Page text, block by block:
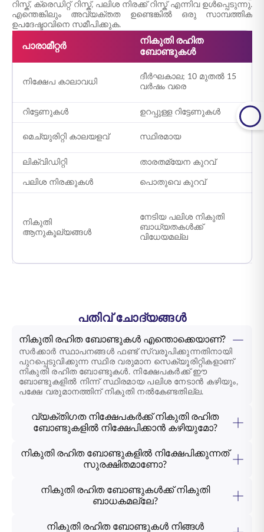
റിസ്ക്, ക്രെഡിറ്റ് റിസ്ക്, പലിശ നിരക്ക് റിസ്ക് എന്നിവ ഉൾപ്പെടുന്നു.
എന്തെങ്കിലും അവ്യക്തത ഉണ്ടെങ്കിൽ ഒരു സാമ്പത്തിക
ഉപദേഷ്ടാവിനെ സമീപിക്കുക.
പാരാമീറ്റർ
നികുതി രഹിത
ബോണ്ടുകൾ
നിക്ഷേപ കാലാവധി
ദീർഘകാല; 10 മുതൽ 15
വർഷം വരെ
റിട്ടേണുകൾ ഉറപ്പുള്ള റിട്ടേണുകൾ
മെച്യുരിറ്റി കാലയളവ് സ്ഥിരമായ
ലിക്വിഡിറ്റി താരതമ്യേന കുറവ്
പലിശ നിരക്കുകൾ പൊതുവെ കുറവ്
നികുതി
ആനുകൂല്യങ്ങൾ
നേടിയ പലിശ നികുതി
ബാധ്യതകൾക്ക്
വിധേയമല്ല
പതിവ് ചോദ്യങ്ങൾ
നികുതി രഹിത ബോണ്ടുകൾ എന്തൊക്കെയാണ്?
സർക്കാർ സ്ഥാപനങ്ങൾ ഫണ്ട് സ്വരൂപിക്കുന്നതിനായി
പുറപ്പെടുവിക്കുന്ന സ്ഥിര വരുമാന സെക്യൂരിറ്റികളാണ്
നികുതി രഹിത ബോണ്ടുകൾ. നിക്ഷേപകർക്ക് ഈ
ബോണ്ടുകളിൽ നിന്ന് സ്ഥിരമായ പലിശ നേടാൻ കഴിയും,
പക്ഷേ വരുമാനത്തിന് നികുതി നൽകേണ്ടതില്ല.
വ്യക്തിഗത നിക്ഷേപകർക്ക് നികുതി രഹിത
ബോണ്ടുകളിൽ നിക്ഷേപിക്കാൻ കഴിയുമോ?
നികുതി രഹിത ബോണ്ടുകളിൽ നിക്ഷേപിക്കുന്നത്
സുരക്ഷിതമാണോ?
നികുതി രഹിത ബോണ്ടുകൾക്ക് നികുതി
ബാധകമല്ലേ?
നികുതി രഹിത ബോണ്ടുകൾ നിങ്ങൾ